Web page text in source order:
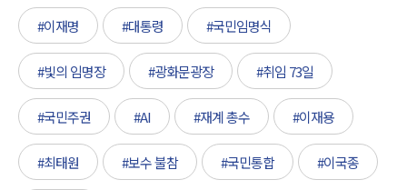
#이재명 #대통령 #국민임명식
#빛의 임명장 #광화문광장 #취임 73일
#국민주권 #AI #재계 총수 #이재용
#최태원 #보수 불참 #국민통합 #이국종